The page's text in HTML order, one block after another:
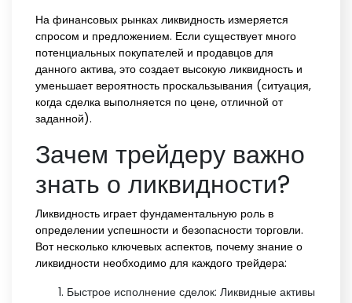
На финансовых рынках ликвидность измеряется
спросом и предложением. Если существует много
потенциальных покупателей и продавцов для
данного актива, это создает высокую ликвидность и
уменьшает вероятность проскальзывания (ситуация,
когда сделка выполняется по цене, отличной от
заданной).
Зачем трейдеру важно
знать о ликвидности?
Ликвидность играет фундаментальную роль в
определении успешности и безопасности торговли.
Вот несколько ключевых аспектов, почему знание о
ликвидности необходимо для каждого трейдера:
Быстрое исполнение сделок: Ликвидные активы